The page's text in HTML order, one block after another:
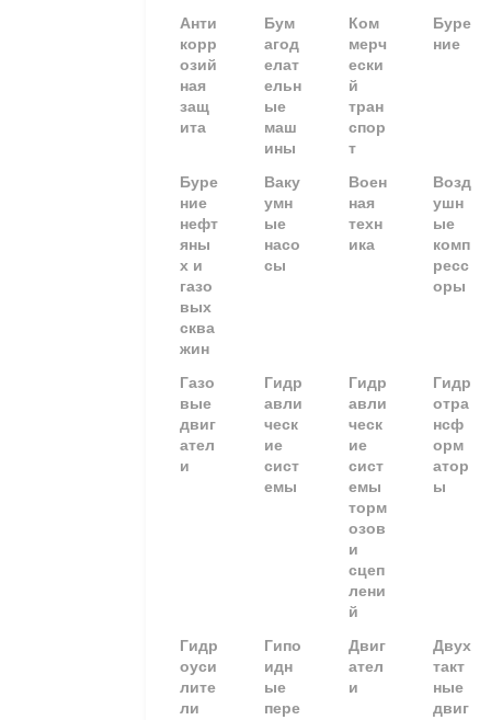
Анти
корр
озий
ная
защ
ита
Бум
агод
елат
ельн
ые
маш
ины
Ком
мерч
ески
й
тран
спор
т
Буре
ние
Буре
ние
нефт
яны
х и
газо
вых
сква
жин
Ваку
умн
ые
насо
сы
Воен
ная
техн
ика
Возд
ушн
ые
комп
ресс
оры
Газо
вые
двиг
ател
и
Гидр
авли
ческ
ие
сист
емы
Гидр
авли
ческ
ие
сист
емы
торм
озов
и
сцеп
лени
й
Гидр
отра
нсф
орм
атор
ы
Гидр
оуси
лите
ли
Гипо
идн
ые
пере
Двиг
ател
и
Двух
такт
ные
двиг